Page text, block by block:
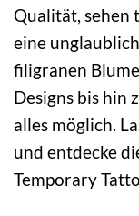
Qualität, sehen
eine
filigranen
Designs bis hin
alles möglich.
und entdecke
Temporary